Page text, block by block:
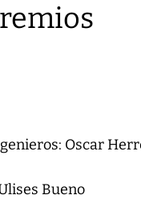
Oscar
Bueno